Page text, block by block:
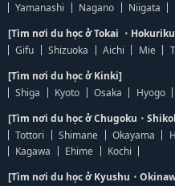
Yamanashi
Nagano
Niigata
[Tìm nơi du học ở Tokai ・
Gifu
Shizuoka Aichi Mie
[Tìm nơi du học ở Kinki]
Shiga
Kyoto Osaka Hyogo
[Tìm nơi du học ở Chugoku・
Tottori
Shimane Okayama
Kagawa
Ehime
Kochi
[Tìm nơi du học ở Kyushu・